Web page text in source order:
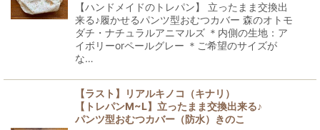
【ハンドメイドのトレパン】 立ったまま交換出
来る♪履かせるパンツ型おむつカバー 森のオトモ
ダチ・ナチュラルアニマルズ ＊内側の生地：ア
イボリーorペールグレー ＊ご希望のサイズが
な…
【ラスト】リアルキノコ（キナリ）
【トレパンM~L】立ったまま交換出来る♪
パンツ型おむつカバー（防水）きのこ